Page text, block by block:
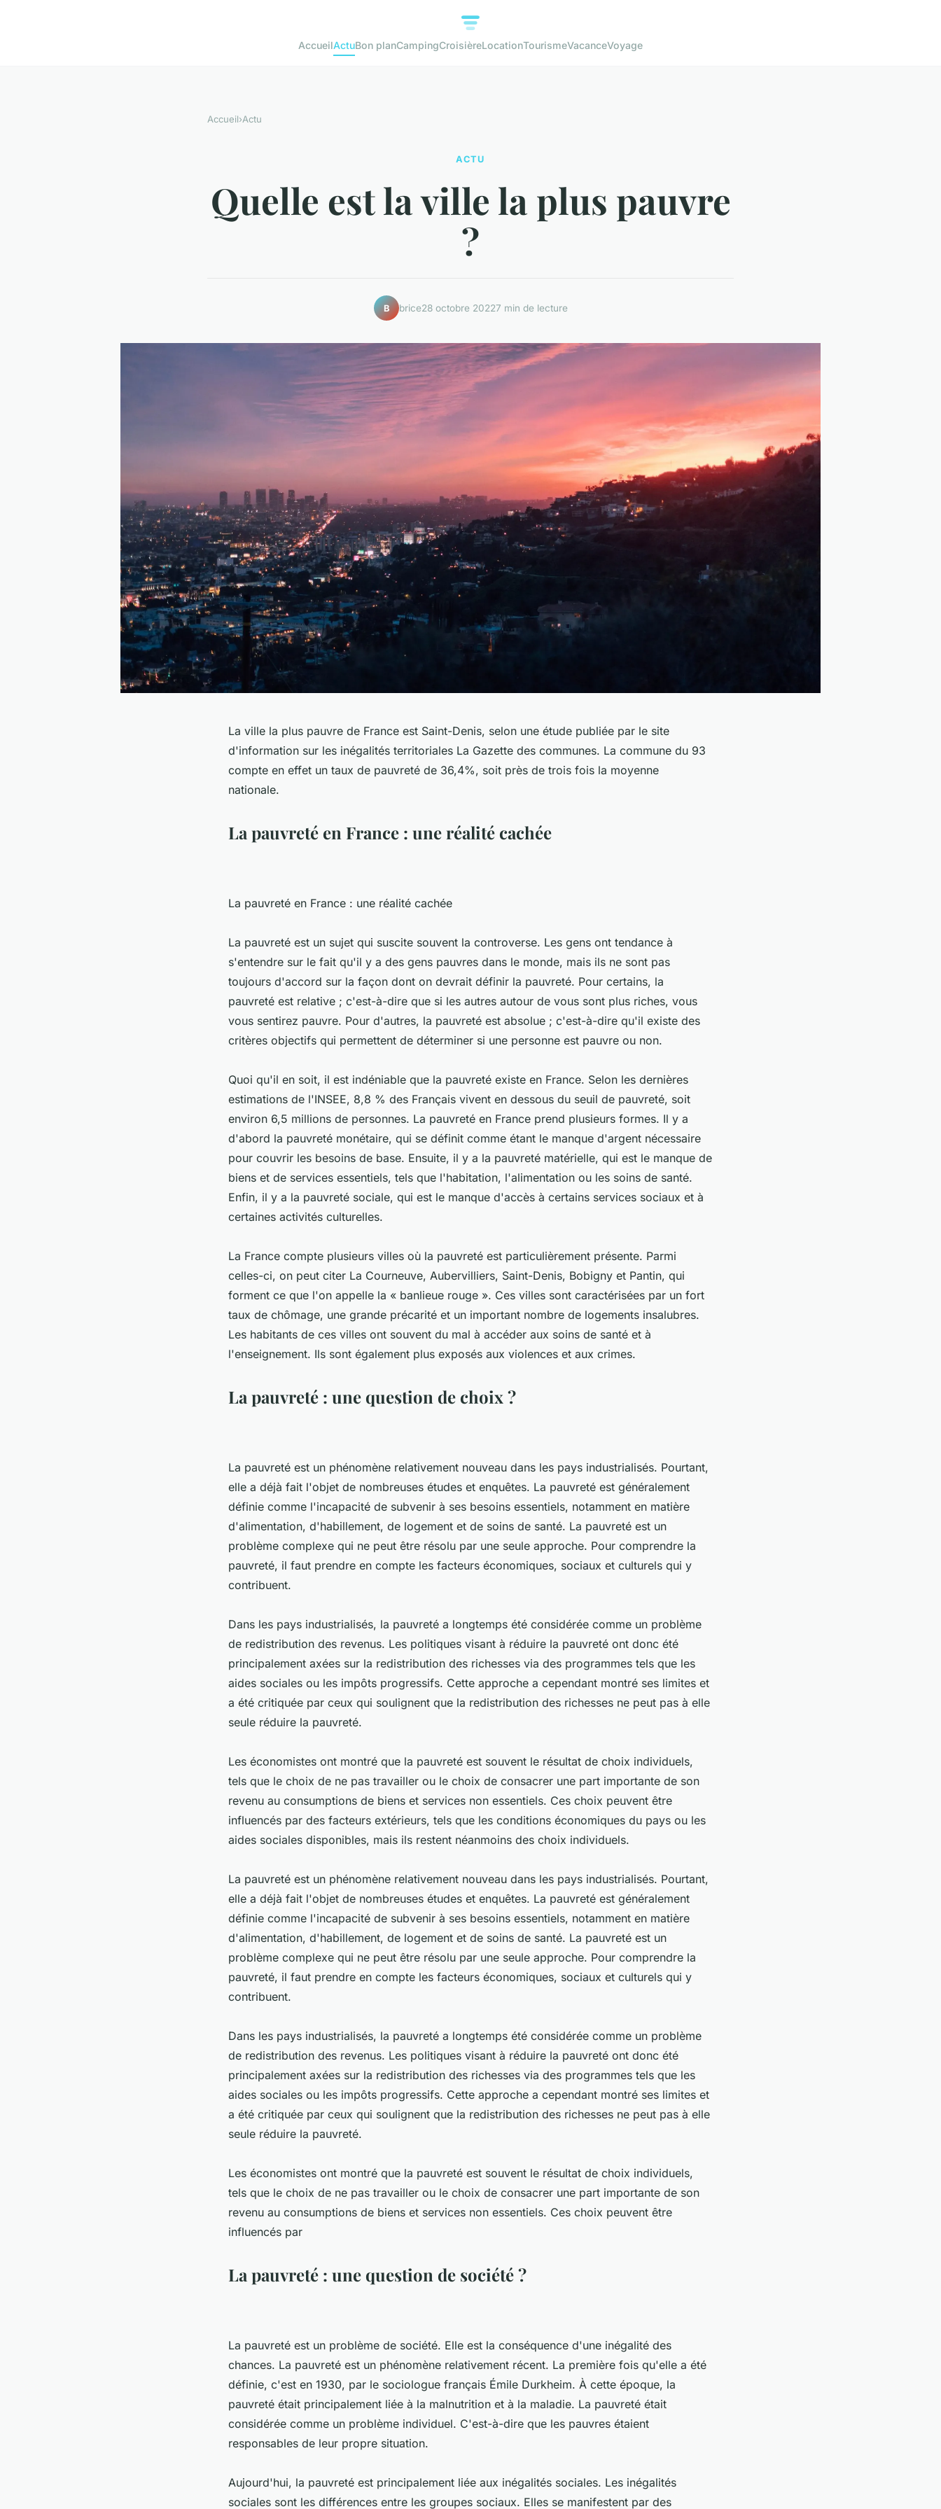
AccueilActuBon planCampingCroisièreLocationTourismeVacanceVoyage
Accueil›Actu
ACTU
Quelle est la ville la plus pauvre
?
B brice28 octobre 20227 min de lecture
La ville la plus pauvre de France est Saint-Denis, selon une étude publiée par le site
d'information sur les inégalités territoriales La Gazette des communes. La commune du 93
compte en effet un taux de pauvreté de 36,4%, soit près de trois fois la moyenne
nationale.
La pauvreté en France : une réalité cachée
La pauvreté en France : une réalité cachée
La pauvreté est un sujet qui suscite souvent la controverse. Les gens ont tendance à
s'entendre sur le fait qu'il y a des gens pauvres dans le monde, mais ils ne sont pas
toujours d'accord sur la façon dont on devrait définir la pauvreté. Pour certains, la
pauvreté est relative ; c'est-à-dire que si les autres autour de vous sont plus riches, vous
vous sentirez pauvre. Pour d'autres, la pauvreté est absolue ; c'est-à-dire qu'il existe des
critères objectifs qui permettent de déterminer si une personne est pauvre ou non.
Quoi qu'il en soit, il est indéniable que la pauvreté existe en France. Selon les dernières
estimations de l'INSEE, 8,8 % des Français vivent en dessous du seuil de pauvreté, soit
environ 6,5 millions de personnes. La pauvreté en France prend plusieurs formes. Il y a
d'abord la pauvreté monétaire, qui se définit comme étant le manque d'argent nécessaire
pour couvrir les besoins de base. Ensuite, il y a la pauvreté matérielle, qui est le manque de
biens et de services essentiels, tels que l'habitation, l'alimentation ou les soins de santé.
Enfin, il y a la pauvreté sociale, qui est le manque d'accès à certains services sociaux et à
certaines activités culturelles.
La France compte plusieurs villes où la pauvreté est particulièrement présente. Parmi
celles-ci, on peut citer La Courneuve, Aubervilliers, Saint-Denis, Bobigny et Pantin, qui
forment ce que l'on appelle la « banlieue rouge ». Ces villes sont caractérisées par un fort
taux de chômage, une grande précarité et un important nombre de logements insalubres.
Les habitants de ces villes ont souvent du mal à accéder aux soins de santé et à
l'enseignement. Ils sont également plus exposés aux violences et aux crimes.
La pauvreté : une question de choix ?
La pauvreté est un phénomène relativement nouveau dans les pays industrialisés. Pourtant,
elle a déjà fait l'objet de nombreuses études et enquêtes. La pauvreté est généralement
définie comme l'incapacité de subvenir à ses besoins essentiels, notamment en matière
d'alimentation, d'habillement, de logement et de soins de santé. La pauvreté est un
problème complexe qui ne peut être résolu par une seule approche. Pour comprendre la
pauvreté, il faut prendre en compte les facteurs économiques, sociaux et culturels qui y
contribuent.
Dans les pays industrialisés, la pauvreté a longtemps été considérée comme un problème
de redistribution des revenus. Les politiques visant à réduire la pauvreté ont donc été
principalement axées sur la redistribution des richesses via des programmes tels que les
aides sociales ou les impôts progressifs. Cette approche a cependant montré ses limites et
a été critiquée par ceux qui soulignent que la redistribution des richesses ne peut pas à elle
seule réduire la pauvreté.
Les économistes ont montré que la pauvreté est souvent le résultat de choix individuels,
tels que le choix de ne pas travailler ou le choix de consacrer une part importante de son
revenu au consumptions de biens et services non essentiels. Ces choix peuvent être
influencés par des facteurs extérieurs, tels que les conditions économiques du pays ou les
aides sociales disponibles, mais ils restent néanmoins des choix individuels.
La pauvreté est un phénomène relativement nouveau dans les pays industrialisés. Pourtant,
elle a déjà fait l'objet de nombreuses études et enquêtes. La pauvreté est généralement
définie comme l'incapacité de subvenir à ses besoins essentiels, notamment en matière
d'alimentation, d'habillement, de logement et de soins de santé. La pauvreté est un
problème complexe qui ne peut être résolu par une seule approche. Pour comprendre la
pauvreté, il faut prendre en compte les facteurs économiques, sociaux et culturels qui y
contribuent.
Dans les pays industrialisés, la pauvreté a longtemps été considérée comme un problème
de redistribution des revenus. Les politiques visant à réduire la pauvreté ont donc été
principalement axées sur la redistribution des richesses via des programmes tels que les
aides sociales ou les impôts progressifs. Cette approche a cependant montré ses limites et
a été critiquée par ceux qui soulignent que la redistribution des richesses ne peut pas à elle
seule réduire la pauvreté.
Les économistes ont montré que la pauvreté est souvent le résultat de choix individuels,
tels que le choix de ne pas travailler ou le choix de consacrer une part importante de son
revenu au consumptions de biens et services non essentiels. Ces choix peuvent être
influencés par
La pauvreté : une question de société ?
La pauvreté est un problème de société. Elle est la conséquence d'une inégalité des
chances. La pauvreté est un phénomène relativement récent. La première fois qu'elle a été
définie, c'est en 1930, par le sociologue français Émile Durkheim. À cette époque, la
pauvreté était principalement liée à la malnutrition et à la maladie. La pauvreté était
considérée comme un problème individuel. C'est-à-dire que les pauvres étaient
responsables de leur propre situation.
Aujourd'hui, la pauvreté est principalement liée aux inégalités sociales. Les inégalités
sociales sont les différences entre les groupes sociaux. Elles se manifestent par des